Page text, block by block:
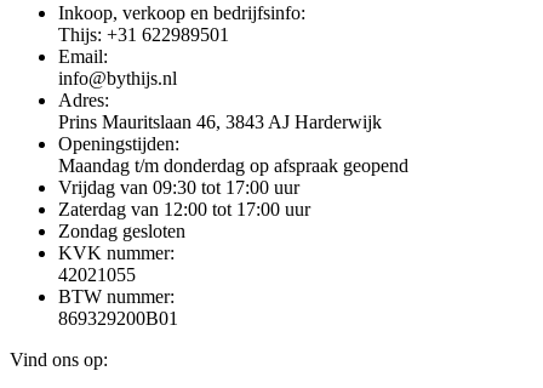
Inkoop, verkoop en bedrijfsinfo:
Thijs: +31 622989501
Email:
info@bythijs.nl
Adres:
Prins Mauritslaan 46, 3843 AJ Harderwijk
Openingstijden:
Maandag t/m donderdag op afspraak geopend
Vrijdag van 09:30 tot 17:00 uur
Zaterdag van 12:00 tot 17:00 uur
Zondag gesloten
KVK nummer:
42021055
BTW nummer:
869329200B01
Vind ons op: